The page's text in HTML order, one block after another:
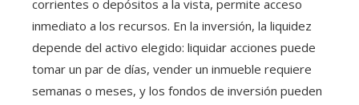
corrientes o depósitos a la vista, permite acceso
inmediato a los recursos. En la inversión, la liquidez
depende del activo elegido: liquidar acciones puede
tomar un par de días, vender un inmueble requiere
semanas o meses, y los fondos de inversión pueden